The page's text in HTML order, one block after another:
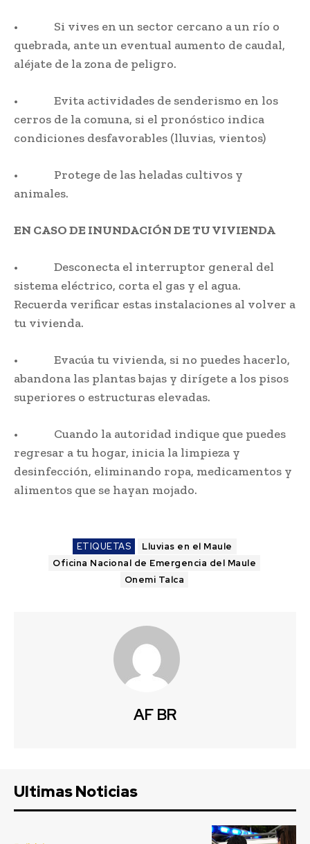
• Si vives en un sector cercano a un río o
quebrada, ante un eventual aumento de caudal,
aléjate de la zona de peligro.
• Evita actividades de senderismo en los
cerros de la comuna, si el pronóstico indica
condiciones desfavorables (lluvias, vientos)
• Protege de las heladas cultivos y
animales.
EN CASO DE INUNDACIÓN DE TU VIVIENDA
• Desconecta el interruptor general del
sistema eléctrico, corta el gas y el agua.
Recuerda verificar estas instalaciones al volver a
tu vivienda.
• Evacúa tu vivienda, si no puedes hacerlo,
abandona las plantas bajas y dirígete a los pisos
superiores o estructuras elevadas.
• Cuando la autoridad indique que puedes
regresar a tu hogar, inicia la limpieza y
desinfección, eliminando ropa, medicamentos y
alimentos que se hayan mojado.
ETIQUETAS
Lluvias en el Maule
Oficina Nacional de Emergencia del Maule
Onemi Talca
AF BR
Ultimas Noticias